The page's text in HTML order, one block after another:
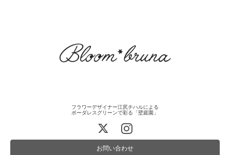
フラワーデザイナー江尻チハルによる
ボーダレスグリーンで彩る「壁庭園」
お問い合わせ